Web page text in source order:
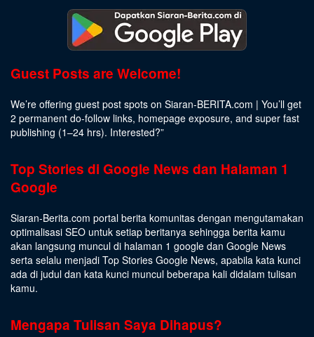
Guest Posts are Welcome!
We’re offering guest post spots on Siaran-BERITA.com | You’ll get
2 permanent do-follow links, homepage exposure, and super fast
publishing (1–24 hrs). Interested?”
Top Stories di Google News dan Halaman 1
Google
Siaran-Berita.com portal berita komunitas dengan mengutamakan
optimalisasi SEO untuk setiap beritanya sehingga berita kamu
akan langsung muncul di halaman 1 google dan Google News
serta selalu menjadi Top Stories Google News, apabila kata kunci
ada di judul dan kata kunci muncul beberapa kali didalam tulisan
kamu.
Mengapa Tulisan Saya Dihapus?